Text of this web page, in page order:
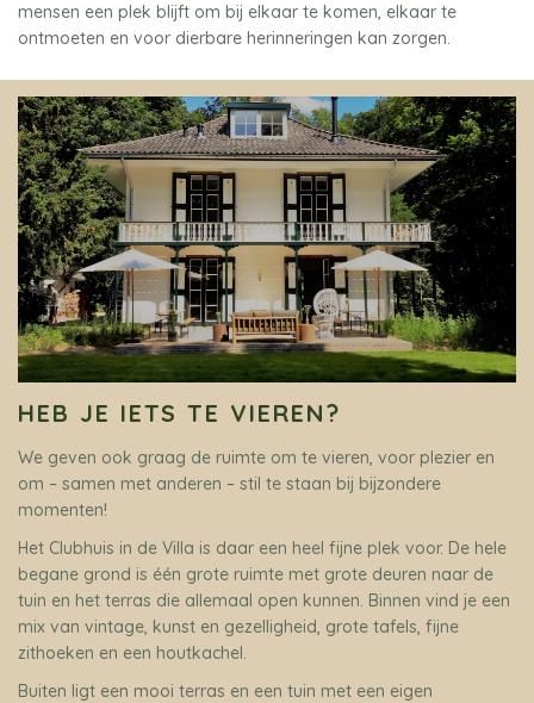
mensen een plek blijft om bij elkaar te komen, elkaar te
ontmoeten en voor dierbare herinneringen kan zorgen.
HEB JE IETS TE VIEREN?
We geven ook graag de ruimte om te vieren, voor plezier en
om – samen met anderen – stil te staan bij bijzondere
momenten!
Het Clubhuis in de Villa is daar een heel fijne plek voor. De hele
begane grond is één grote ruimte met grote deuren naar de
tuin en het terras die allemaal open kunnen. Binnen vind je een
mix van vintage, kunst en gezelligheid, grote tafels, fijne
zithoeken en een houtkachel.
Buiten ligt een mooi terras en een tuin met een eigen